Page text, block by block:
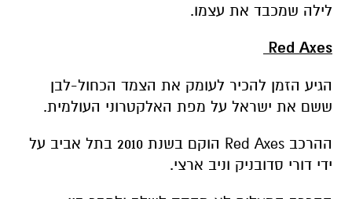
לילה שמכבד את עצמו.
Red Axes
הגיע הזמן להכיר לעומק את הצמד הכחול-לבן
ששם את ישראל על מפת האלקטרוני העולמית.
ההרכב Red Axes הוקם בשנת 2010 בתל אביב על
ידי דורי סדובניק וניב ארצי.